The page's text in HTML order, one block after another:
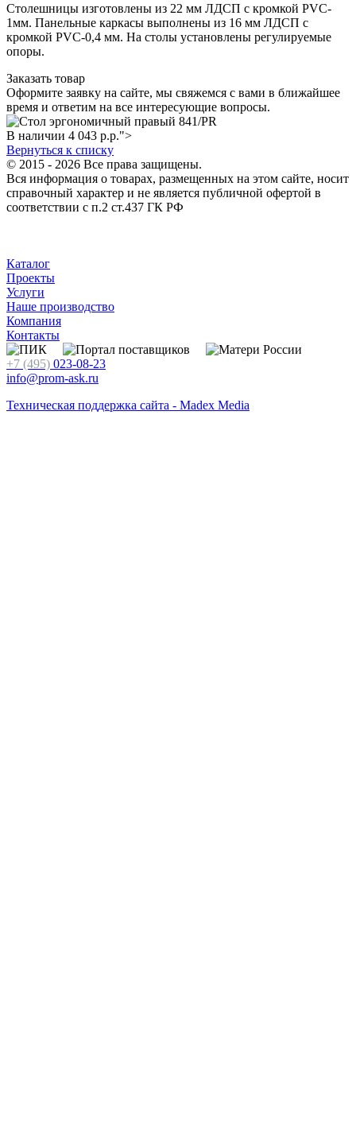
Столешницы изготовлены из 22 мм ЛДСП с кромкой PVC-
1мм. Панельные каркасы выполнены из 16 мм ЛДСП с
кромкой PVC-0,4 мм. На столы установлены регулируемые
опоры.
Заказать товар
Оформите заявку на сайте, мы свяжемся с вами в ближайшее
время и ответим на все интересующие вопросы.
В наличии 4 043 р.р.">
Вернуться к списку
© 2015 - 2026 Все права защищены.
Вся информация о товарах, размещенных на этом сайте, носит
справочный характер и не является публичной офертой в
соответствии с п.2 ст.437 ГК РФ
Каталог
Проекты
Услуги
Наше производство
Компания
Контакты
+7 (495) 023-08-23
info@prom-ask.ru
Техническая поддержка сайта - Madex Media